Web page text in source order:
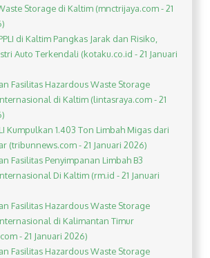
Storage di Kaltim (mnctrijaya.com - 21
di Kaltim Pangkas Jarak dan Risiko,
Auto Terkendali (kotaku.co.id - 21 Januari
Fasilitas Hazardous Waste Storage
di Kaltim (lintasraya.com - 21
Kumpulkan 1.403 Ton Limbah Migas dari
(tribunnews.com - 21 Januari 2026)
Fasilitas Penyimpanan Limbah B3
Di Kaltim (rm.id - 21 Januari
Fasilitas Hazardous Waste Storage
di Kalimantan Timur
- 21 Januari 2026)
Fasilitas Hazardous Waste Storage